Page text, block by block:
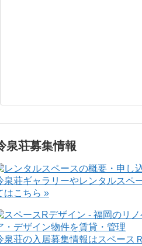
泉荘募集情報
泉荘ギャラリーやレンタルスペ
はこちら »
泉荘の入居募集情報はスペース